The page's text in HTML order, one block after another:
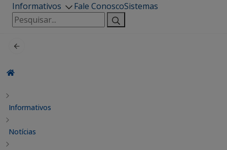
Informativos
Fale ConoscoSistemas
Pesquisar
por:
Informativos
Notícias